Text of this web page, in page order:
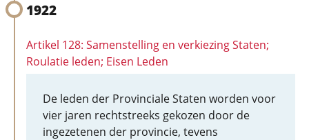
1922
Artikel 128: Samenstelling en verkiezing Staten;
Roulatie leden; Eisen Leden
De leden der Provinciale Staten worden voor
vier jaren rechtstreeks gekozen door de
ingezetenen der provincie, tevens